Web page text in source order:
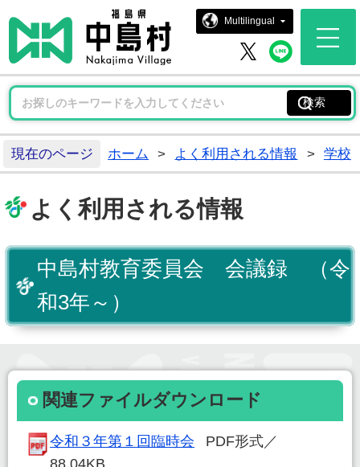
中島村ホ
Multilingual
中島村 X中島
現在のページ ホーム > よく利用される情報 > 学校
よく利用される情報
中島村教育委員会 会議録 （令
和3年～）
関連ファイルダウンロード
令和３年第１回臨時会
PDF形式／
88.04KB